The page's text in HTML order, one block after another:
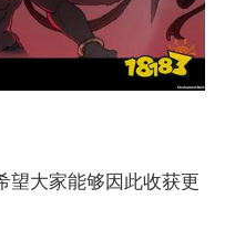
望大家能够因此收获更